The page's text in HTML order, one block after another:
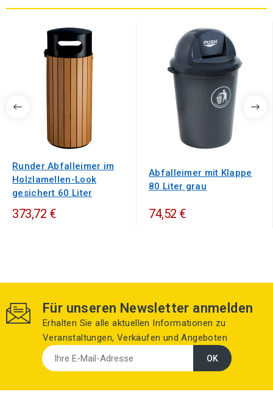
Runder Abfalleimer im
Holzlamellen-Look
gesichert 60 Liter
373,72 €
Abfalleimer mit Klappe
80 Liter grau
74,52 €
Für unseren Newsletter anmelden
Erhalten Sie alle aktuellen Informationen zu
Veranstaltungen, Verkäufen und Angeboten